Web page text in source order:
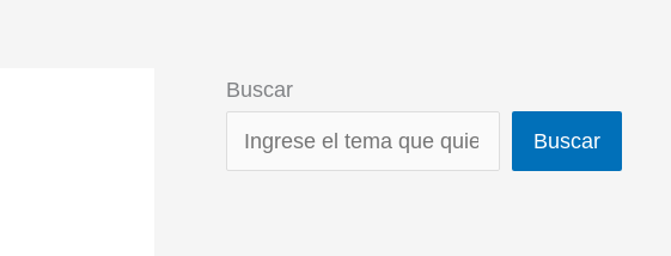
Buscar
Buscar